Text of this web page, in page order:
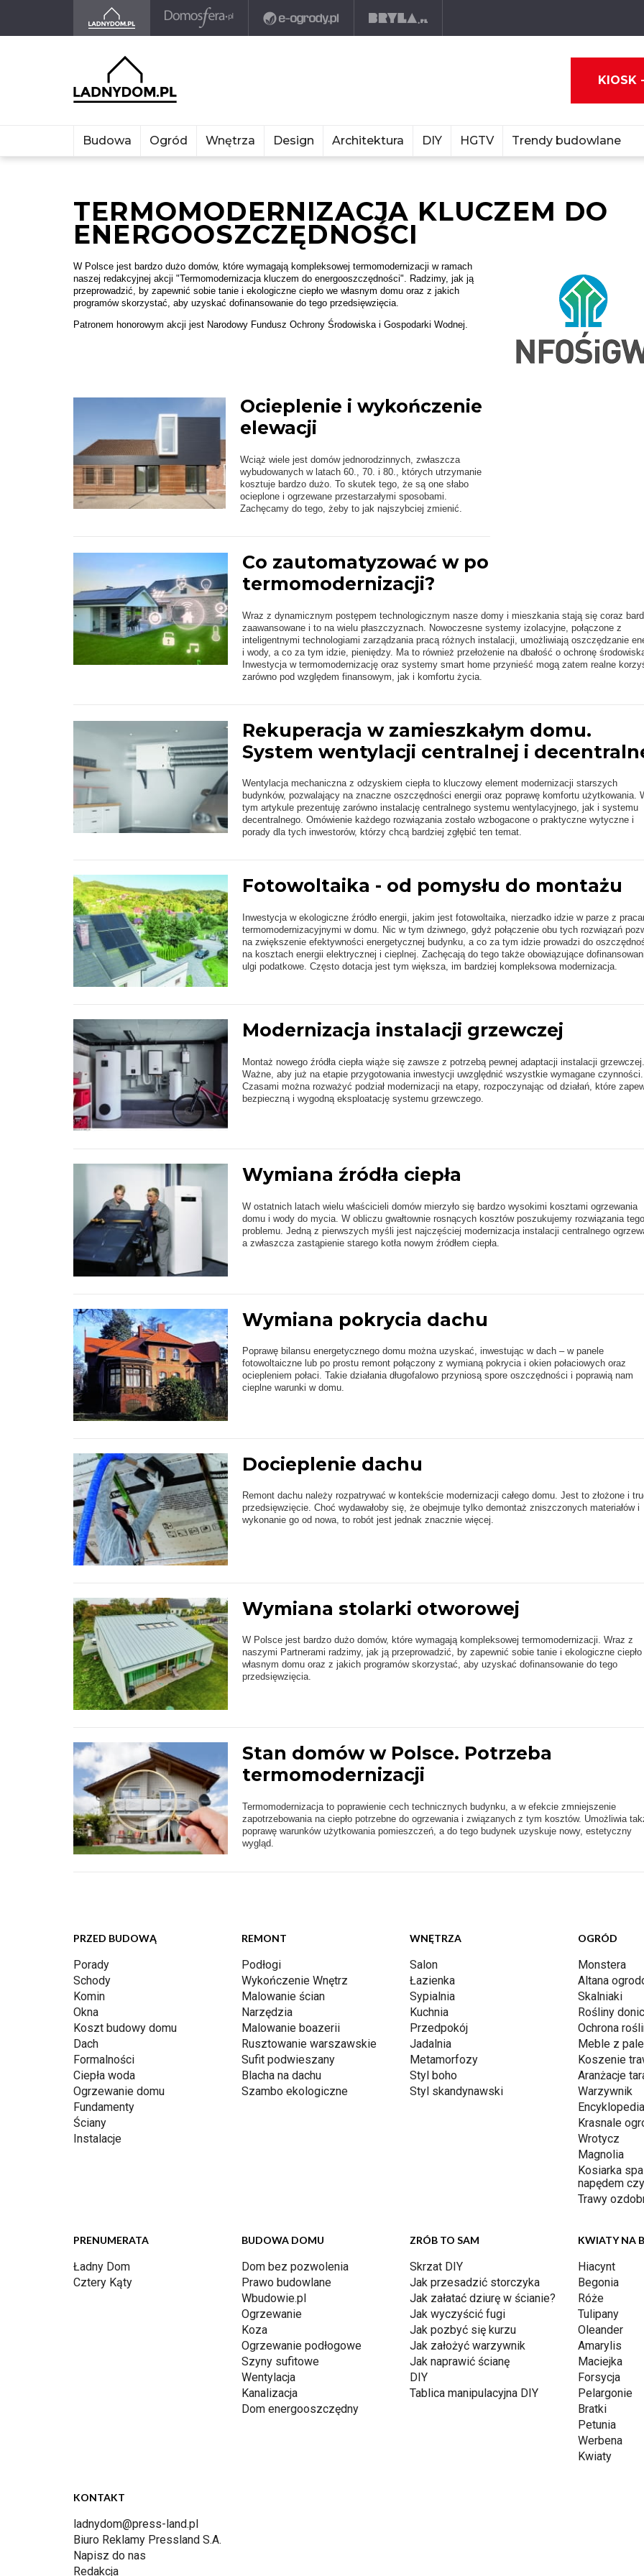
KIOSK
Budowa Ogród Wnętrza Design Architektura DIY HGTV Trendy budowlane
TERMOMODERNIZACJA KLUCZEM DO
ENERGOOSZCZĘDNOŚCI
W Polsce jest bardzo dużo domów, które wymagają kompleksowej termomodernizacji w ramach
naszej redakcyjnej akcji "Termomodernizacja kluczem do energooszczędności". Radzimy, jak ją
przeprowadzić, by zapewnić sobie tanie i ekologiczne ciepło we własnym domu oraz z jakich
programów skorzystać, aby uzyskać dofinansowanie do tego przedsięwzięcia.
Patronem honorowym akcji jest Narodowy Fundusz Ochrony Środowiska i Gospodarki Wodnej.
Ocieplenie i wykończenie
elewacji
Wciąż wiele jest domów jednorodzinnych, zwłaszcza
wybudowanych w latach 60., 70. i 80., których utrzymanie
kosztuje bardzo dużo. To skutek tego, że są one słabo
ocieplone i ogrzewane przestarzałymi sposobami.
Zachęcamy do tego, żeby to jak najszybciej zmienić.
Co zautomatyzować w po
termomodernizacji?
Wraz z dynamicznym postępem technologicznym nasze domy i mieszkania stają się coraz
zaawansowane i to na wielu płaszczyznach. Nowoczesne systemy izolacyjne, połączone z
inteligentnymi technologiami zarządzania pracą różnych instalacji, umożliwiają oszczędzanie
i wody, a co za tym idzie, pieniędzy. Ma to również przełożenie na dbałość o ochronę
Inwestycja w termomodernizację oraz systemy smart home przynieść mogą zatem realne
zarówno pod względem finansowym, jak i komfortu życia.
Rekuperacja w zamieszkałym domu.
System wentylacji centralnej i
Wentylacja mechaniczna z odzyskiem ciepła to kluczowy element modernizacji starszych
budynków, pozwalający na znaczne oszczędności energii oraz poprawę komfortu użytkowania.
tym artykule prezentuję zarówno instalację centralnego systemu wentylacyjnego, jak i systemu
decentralnego. Omówienie każdego rozwiązania zostało wzbogacone o praktyczne wytyczne i
porady dla tych inwestorów, którzy chcą bardziej zgłębić ten temat.
Fotowoltaika - od pomysłu do montażu
Inwestycja w ekologiczne źródło energii, jakim jest fotowoltaika, nierzadko idzie w parze z
termomodernizacyjnymi w domu. Nic w tym dziwnego, gdyż połączenie obu tych rozwiązań
na zwiększenie efektywności energetycznej budynku, a co za tym idzie prowadzi do
na kosztach energii elektrycznej i cieplnej. Zachęcają do tego także obowiązujące
ulgi podatkowe. Często dotacja jest tym większa, im bardziej kompleksowa modernizacja.
Modernizacja instalacji grzewczej
Montaż nowego źródła ciepła wiąże się zawsze z potrzebą pewnej adaptacji instalacji grzewczej.
Ważne, aby już na etapie przygotowania inwestycji uwzględnić wszystkie wymagane czynności.
Czasami można rozważyć podział modernizacji na etapy, rozpoczynając od działań, które
bezpieczną i wygodną eksploatację systemu grzewczego.
Wymiana źródła ciepła
W ostatnich latach wielu właścicieli domów mierzyło się bardzo wysokimi kosztami ogrzewania
domu i wody do mycia. W obliczu gwałtownie rosnących kosztów poszukujemy rozwiązania tego
problemu. Jedną z pierwszych myśli jest najczęściej modernizacja instalacji centralnego
a zwłaszcza zastąpienie starego kotła nowym źródłem ciepła.
Wymiana pokrycia dachu
Poprawę bilansu energetycznego domu można uzyskać, inwestując w dach – w panele
fotowoltaiczne lub po prostu remont połączony z wymianą pokrycia i okien połaciowych oraz
ociepleniem połaci. Takie działania długofalowo przyniosą spore oszczędności i poprawią nam
cieplne warunki w domu.
Docieplenie dachu
Remont dachu należy rozpatrywać w kontekście modernizacji całego domu. Jest to złożone i
przedsięwzięcie. Choć wydawałoby się, że obejmuje tylko demontaż zniszczonych materiałów i
wykonanie go od nowa, to robót jest jednak znacznie więcej.
Wymiana stolarki otworowej
W Polsce jest bardzo dużo domów, które wymagają kompleksowej termomodernizacji. Wraz z
naszymi Partnerami radzimy, jak ją przeprowadzić, by zapewnić sobie tanie i ekologiczne ciepło
własnym domu oraz z jakich programów skorzystać, aby uzyskać dofinansowanie do tego
przedsięwzięcia.
Stan domów w Polsce. Potrzeba
termomodernizacji
Termomodernizacja to poprawienie cech technicznych budynku, a w efekcie zmniejszenie
zapotrzebowania na ciepło potrzebne do ogrzewania i związanych z tym kosztów. Umożliwia
poprawę warunków użytkowania pomieszczeń, a do tego budynek uzyskuje nowy, estetyczny
wygląd.
PRZED BUDOWĄ
Porady
Schody
Komin
Okna
Koszt budowy domu
Dach
Formalności
Ciepła woda
Ogrzewanie domu
Fundamenty
Ściany
Instalacje
REMONT
Podłogi
Wykończenie Wnętrz
Malowanie ścian
Narzędzia
Malowanie boazerii
Rusztowanie warszawskie
Sufit podwieszany
Blacha na dachu
Szambo ekologiczne
WNĘTRZA
Salon
Łazienka
Sypialnia
Kuchnia
Przedpokój
Jadalnia
Metamorfozy
Styl boho
Styl skandynawski
OGRÓD
Monstera
Altana
Skalniaki
Rośliny
Ochrona
Meble z
Koszenie
Aranżacje
Warzywnik
Krasnale
Wrotycz
Magnolia
Kosiarka
napędem
Trawy
PRENUMERATA
Ładny Dom
Cztery Kąty
BUDOWA DOMU
Dom bez pozwolenia
Prawo budowlane
Wbudowie.pl
Ogrzewanie
Koza
Ogrzewanie podłogowe
Szyny sufitowe
Wentylacja
Kanalizacja
Dom energooszczędny
ZRÓB TO SAM
Skrzat DIY
Jak przesadzić storczyka
Jak załatać dziurę w ścianie?
Jak wyczyścić fugi
Jak pozbyć się kurzu
Jak założyć warzywnik
Jak naprawić ścianę
DIY
Tablica manipulacyjna DIY
KWIATY NA
Hiacynt
Begonia
Róże
Tulipany
Oleander
Amarylis
Maciejka
Forsycja
Pelargonie
Bratki
Petunia
Werbena
Kwiaty
KONTAKT
ladnydom@press-land.pl
Biuro Reklamy Pressland S.A.
Napisz do nas
Redakcja